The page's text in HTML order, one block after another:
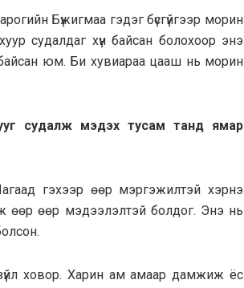
Бүжигмаа гэдэг бүсгүйгээр морин
судалдаг хүн байсан болохоор энэ
юм. Би хувиараа цааш нь морин
судалж мэдэх тусам танд ямар
гэхээр өөр мэргэжилтэй хэрнэ
өөр өөр мэдээлэлтэй болдог. Энэ нь
зүйл ховор. Харин ам амаар дамжиж ёс